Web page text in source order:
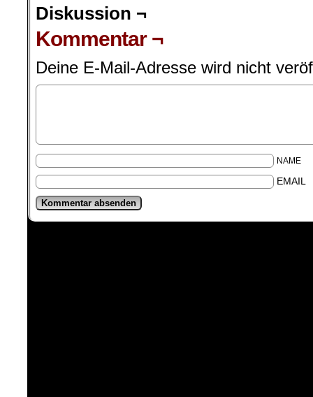
Diskussion ¬
Kommentar ¬
Deine E-Mail-Adresse wird nicht
NAME
EMAIL